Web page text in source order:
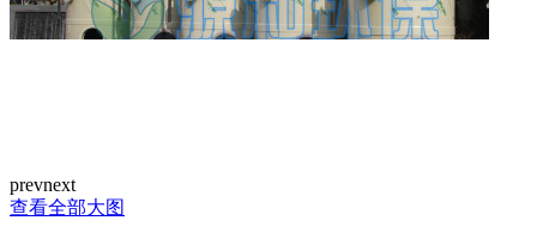
prevnext
查看全部大图